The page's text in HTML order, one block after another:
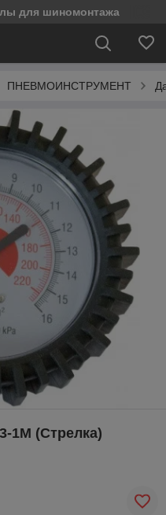
для шиномонтажа
ПНЕВМОИНСТРУМЕНТ
1М (Стрелка)